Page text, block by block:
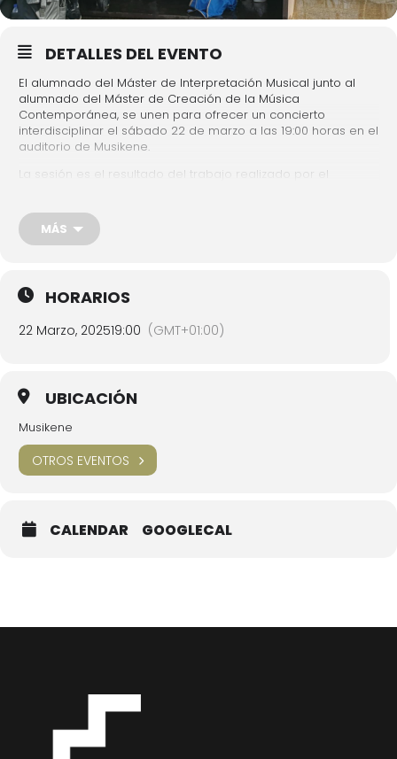
DETALLES DEL EVENTO
El alumnado del Máster de Interpretación Musical junto al
alumnado del Máster de Creación de la Música
Contemporánea, se unen para ofrecer un concierto
interdisciplinar el sábado 22 de marzo a las 19:00 horas en el
auditorio de Musikene.
La sesión es el resultado del trabajo realizado por el
El alumnado presentará 7 proyectos que han creado,
diseñando las relaciones estructurales entre las diferentes
perspectiva multidisciplinar en el ámbito de la creación e
interpretación musical.
Programaaquí
aforo.
MÁS
HORARIOS
22 Marzo, 202519:00 (GMT+01:00)
UBICACIÓN
Musikene
OTROS EVENTOS
CALENDAR GOOGLECAL